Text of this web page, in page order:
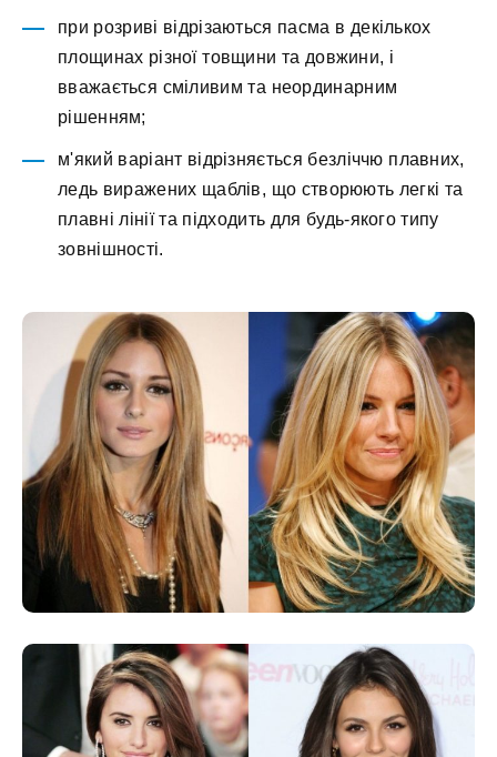
при розриві відрізаються пасма в декількох
площинах різної товщини та довжини, і
вважається сміливим та неординарним
рішенням;
м'який варіант відрізняється безліччю плавних,
ледь виражених щаблів, що створюють легкі та
плавні лінії та підходить для будь-якого типу
зовнішності.